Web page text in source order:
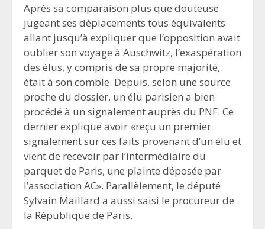
Après sa comparaison plus que douteuse
jugeant ses déplacements tous équivalents
allant jusqu’à expliquer que l’opposition avait
oublier son voyage à Auschwitz, l’exaspération
des élus, y compris de sa propre majorité,
était à son comble. Depuis, selon une source
proche du dossier, un élu parisien a bien
procédé à un signalement auprès du PNF. Ce
dernier explique avoir «reçu un premier
signalement sur ces faits provenant d’un élu et
vient de recevoir par l’intermédiaire du
parquet de Paris, une plainte déposée par
l’association AC». Parallèlement, le député
Sylvain Maillard a aussi saisi le procureur de
la République de Paris.